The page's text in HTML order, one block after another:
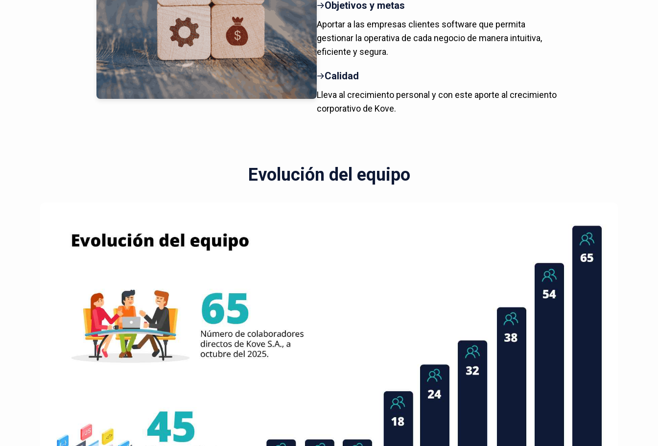
Objetivos y metas
Aportar a las empresas clientes software que permita
gestionar la operativa de cada negocio de manera intuitiva,
eficiente y segura.
Calidad
Lleva al crecimiento personal y con este aporte al crecimiento
corporativo de Kove.
Evolución del equipo